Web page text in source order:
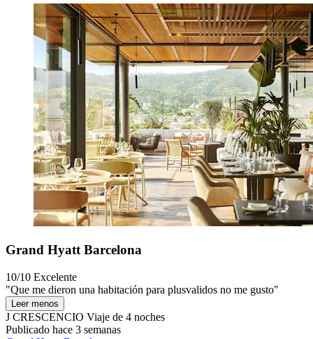
Grand Hyatt Barcelona
10/10 Excelente
"Que me dieron una habitación para plusvalidos no me gusto"
Leer menos
J CRESCENCIO Viaje de 4 noches
Publicado hace 3 semanas